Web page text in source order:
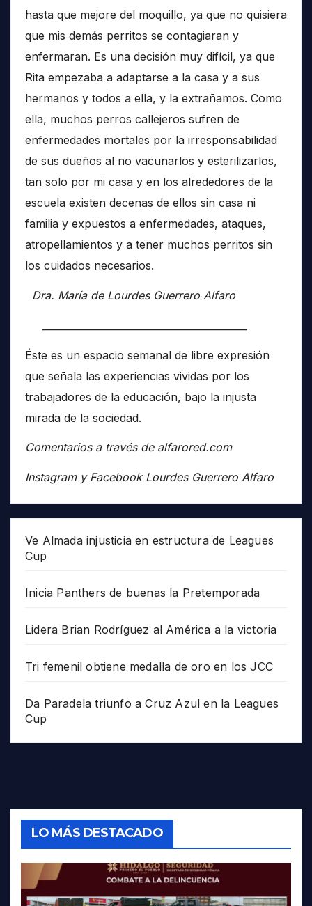
hasta que mejore del moquillo, ya que no quisiera
que mis demás perritos se contagiaran y
enfermaran. Es una decisión muy difícil, ya que
Rita empezaba a adaptarse a la casa y a sus
hermanos y todos a ella, y la extrañamos. Como
ella, muchos perros callejeros sufren de
enfermedades mortales por la irresponsabilidad
de sus dueños al no vacunarlos y esterilizarlos,
tan solo por mi casa y en los alrededores de la
escuela existen decenas de ellos sin casa ni
familia y expuestos a enfermedades, ataques,
atropellamientos y a tener muchos perritos sin
los cuidados necesarios.
Dra. María de Lourdes Guerrero Alfaro
Éste es un espacio semanal de libre expresión
que señala las experiencias vividas por los
trabajadores de la educación, bajo la injusta
mirada de la sociedad.
Comentarios a través de alfarored.com
Instagram y Facebook Lourdes Guerrero Alfaro
Ve Almada injusticia en estructura de Leagues
Cup
Inicia Panthers de buenas la Pretemporada
Lidera Brian Rodríguez al América a la victoria
Tri femenil obtiene medalla de oro en los JCC
Da Paradela triunfo a Cruz Azul en la Leagues
Cup
LO MÁS DESTACADO